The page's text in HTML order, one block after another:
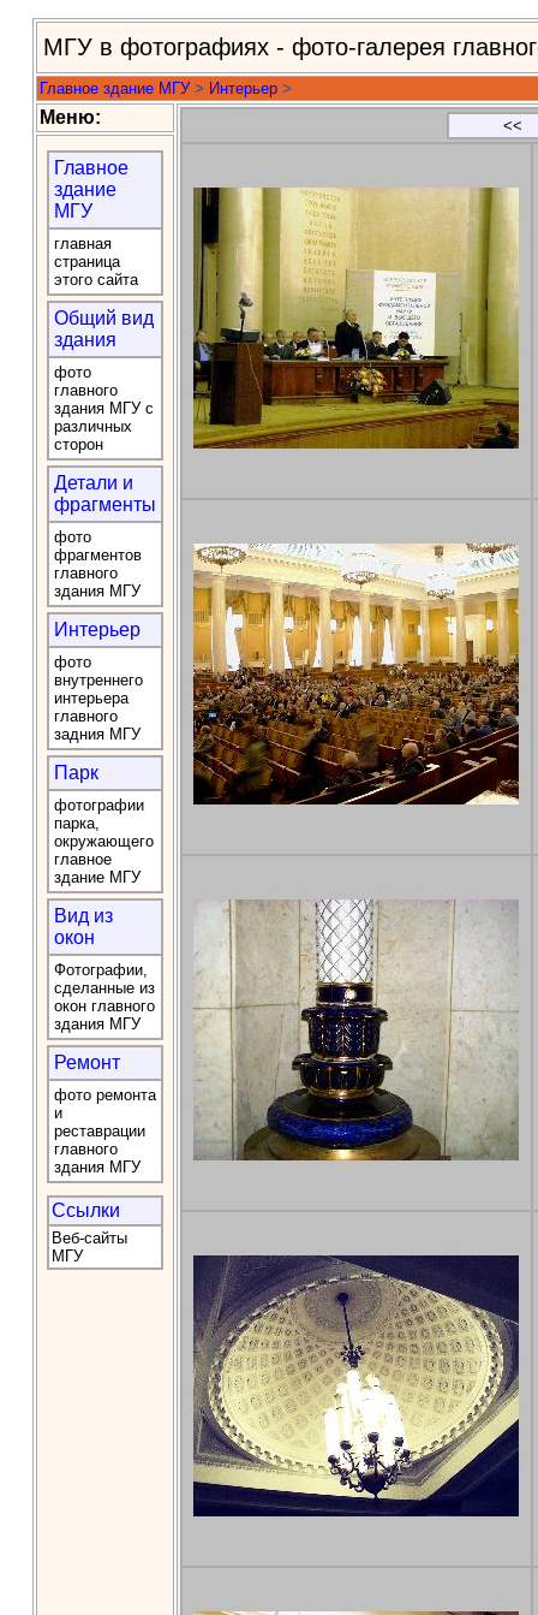
МГУ в фотографиях - фото-галерея
Главное здание МГУ > Интерьер >
Меню: <<
Главное
здание
МГУ
главная
страница
этого сайта
Общий вид
здания
фото
главного
здания МГУ с
различных
сторон
Детали и
фрагменты
фото
фрагментов
главного
здания МГУ
Интерьер
фото
внутреннего
интерьера
главного
задния МГУ
Парк
фотографии
парка,
окружающего
главное
здание МГУ
Вид из
окон
Фотографии,
сделанные из
окон главного
здания МГУ
Ремонт
фото ремонта
и
реставрации
главного
здания МГУ
Ссылки
Веб-сайты
МГУ